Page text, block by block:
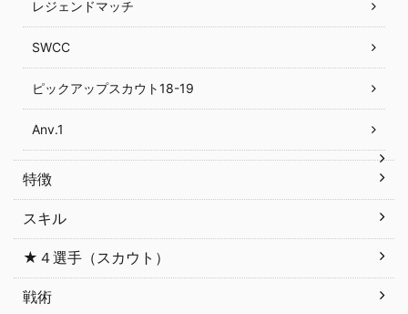
レジェンドマッチ
SWCC
ピックアップスカウト18-19
Anv.1
特徴
スキル
★４選手（スカウト）
戦術